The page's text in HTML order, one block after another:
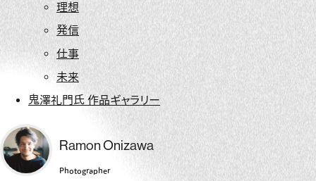
理想
発信
仕事
未来
鬼澤礼門氏 作品ギャラリー
Ramon Onizawa
Photographer